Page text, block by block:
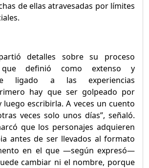
de ellas atravesadas por límites
detalles sobre su proceso
definió como extenso y
ligado a las experiencias
hay que ser golpeado por
luego escribirla. A veces un cuento
veces solo unos días”, señaló.
que los personajes adquieren
antes de ser llevados al formato
en el que —según expresó—
cambiar ni el nombre, porque